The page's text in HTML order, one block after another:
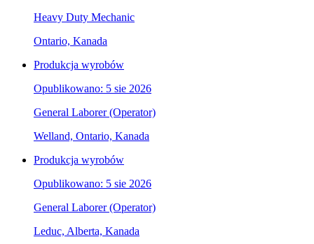
Heavy Duty Mechanic
Ontario, Kanada
Produkcja wyrobów
Opublikowano: 5 sie 2026
General Laborer (Operator)
Welland, Ontario, Kanada
Produkcja wyrobów
Opublikowano: 5 sie 2026
General Laborer (Operator)
Leduc, Alberta, Kanada